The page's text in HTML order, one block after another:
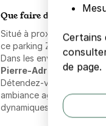
Que faire dans les
Situé à proximité directe
ce parking Zenpark
Dans les environs, vous
Pierre-Adrien
Détendez-vous dans le
ambiance agréable. Ce
dynamiques, dont rue
Certains
de page.